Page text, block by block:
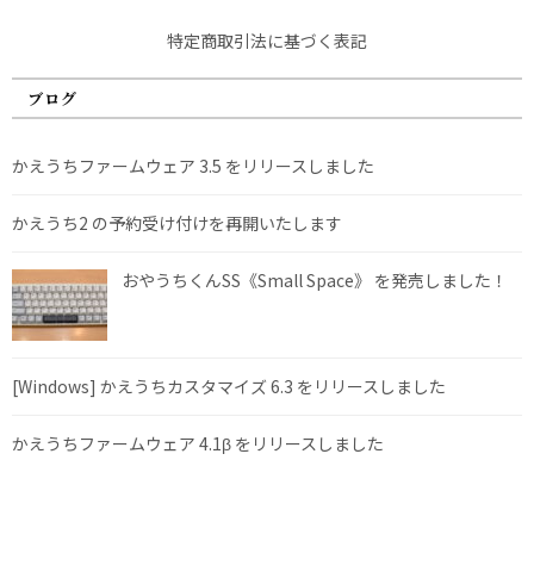
特定商取引法に基づく表記
ブログ
かえうちファームウェア 3.5 をリリースしました
かえうち2 の予約受け付けを再開いたします
おやうちくんSS《Small Space》 を発売しました！
[Windows] かえうちカスタマイズ 6.3 をリリースしました
かえうちファームウェア 4.1β をリリースしました